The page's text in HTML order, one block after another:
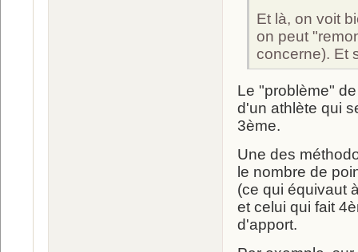
Et là, on voit
on peut
concerne). Et
Le "problème"
d'un athlète qui
3ème.
Une des
le nombre de
(ce qui équivaut
et celui qui fait
d'apport.